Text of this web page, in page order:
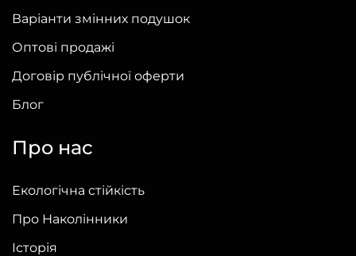
Варіанти змінних подушок
Оптові продажі
Договір публічної оферти
Блог
Про нас
Екологічна стійкість
Про Наколінники
Історія